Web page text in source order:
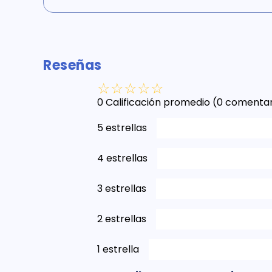
Reseñas
☆☆☆☆☆
0 Calificación promedio (0
5 estrellas
4 estrellas
3 estrellas
2 estrellas
1 estrella